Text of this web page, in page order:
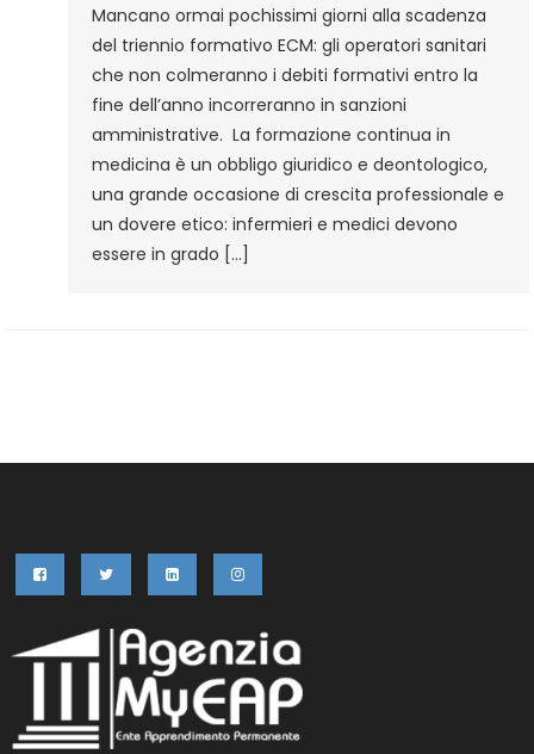
Per
Colmare
I
Debiti
Formativi
Mancano ormai pochissimi giorni alla scadenza
del triennio formativo ECM: gli operatori sanitari
che non colmeranno i debiti formativi entro la
fine dell’anno incorreranno in sanzioni
amministrative. La formazione continua in
medicina è un obbligo giuridico e deontologico,
una grande occasione di crescita professionale e
un dovere etico: infermieri e medici devono
essere in grado […]